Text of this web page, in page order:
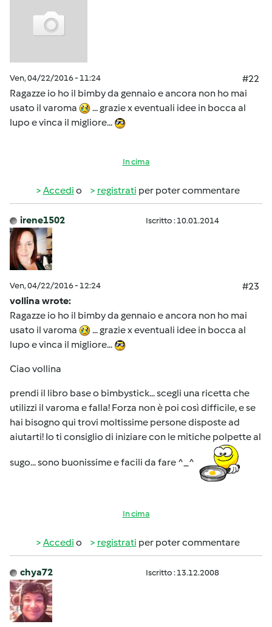
Ven, 04/22/2016 - 11:24
#22
Ragazze io ho il bimby da gennaio e ancora non ho mai
usato il varoma
... grazie x eventuali idee in bocca al
lupo e vinca il migliore...
In cima
Accedi o registrati per poter commentare
irene1502 Iscritto : 10.01.2014
Ven, 04/22/2016 - 12:24
#23
vollina wrote:
Ragazze io ho il bimby da gennaio e ancora non ho mai
usato il varoma
... grazie x eventuali idee in bocca al
lupo e vinca il migliore...
Ciao vollina
prendi il libro base o bimbystick... scegli una ricetta che
utilizzi il varoma e falla! Forza non è poi così difficile, e se
hai bisogno qui trovi moltissime persone disposte ad
aiutarti! Io ti consiglio di iniziare con le mitiche polpette al
sugo... sono buonissime e facili da fare ^_^
In cima
Accedi o registrati per poter commentare
chya72 Iscritto : 13.12.2008